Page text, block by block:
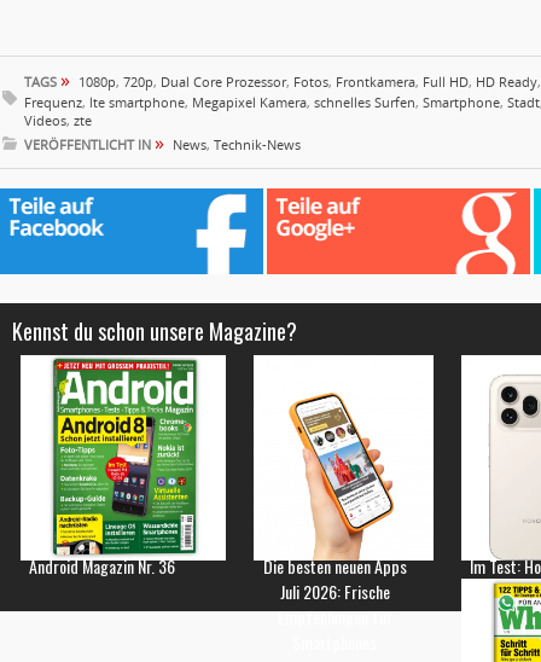
TAGS » 1080p, 720p, Dual Core Prozessor, Fotos, Frontkamera, Full HD, HD Ready
Frequenz, lte smartphone, Megapixel Kamera, schnelles Surfen, Smartphone, Stadt
Videos, zte
VERÖFFENTLICHT IN » News, Technik-News
Kennst du schon unsere Magazine?
Android Magazin Nr. 36
Die besten neuen Apps
Juli 2026: Frische
Empfehlungen für
Im Test: